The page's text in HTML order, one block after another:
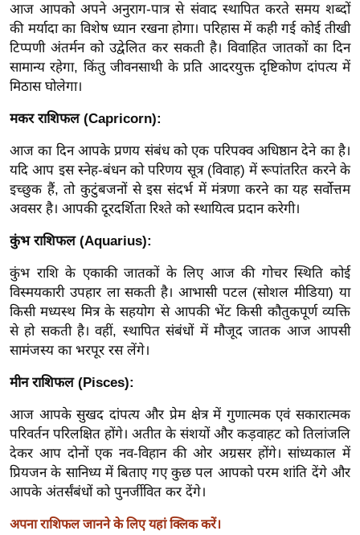
क्षा
B
r
e
k
n
g
N
w
s
ला
इ
फ
स्टा
इ
टे
क्नॉ
लॉ
जी
टी
आज आपको अपने अनुराग-पात्र से संवाद स्थापित करते समय शब्दों
की मर्यादा का विशेष ध्यान रखना होगा। परिहास में कही गई कोई तीखी
टिप्पणी अंतर्मन को उद्वेलित कर सकती है। विवाहित जातकों का दिन
सामान्य रहेगा, किंतु जीवनसाथी के प्रति आदरयुक्त दृष्टिकोण दांपत्य में
मिठास घोलेगा।
मकर राशिफल (Capricorn):
आज का दिन आपके प्रणय संबंध को एक परिपक्व अधिष्ठान देने का है।
यदि आप इस स्नेह-बंधन को परिणय सूत्र (विवाह) में रूपांतरित करने के
इच्छुक हैं, तो कुटुंबजनों से इस संदर्भ में मंत्रणा करने का यह सर्वोत्तम
अवसर है। आपकी दूरदर्शिता रिश्ते को स्थायित्व प्रदान करेगी।
कुंभ राशिफल (Aquarius):
कुंभ राशि के एकाकी जातकों के लिए आज की गोचर स्थिति कोई
विस्मयकारी उपहार ला सकती है। आभासी पटल (सोशल मीडिया) या
किसी मध्यस्थ मित्र के सहयोग से आपकी भेंट किसी कौतुकपूर्ण व्यक्ति
से हो सकती है। वहीं, स्थापित संबंधों में मौजूद जातक आज आपसी
सामंजस्य का भरपूर रस लेंगे।
मीन राशिफल (Pisces):
आज आपके सुखद दांपत्य और प्रेम क्षेत्र में गुणात्मक एवं सकारात्मक
परिवर्तन परिलक्षित होंगे। अतीत के संशयों और कड़वाहट को तिलांजलि
देकर आप दोनों एक नव-विहान की ओर अग्रसर होंगे। सांध्यकाल में
प्रियजन के सानिध्य में बिताए गए कुछ पल आपको परम शांति देंगे और
आपके अंतर्संबंधों को पुनर्जीवित कर देंगे।
अपना राशिफल जानने के लिए यहां क्लिक करें।